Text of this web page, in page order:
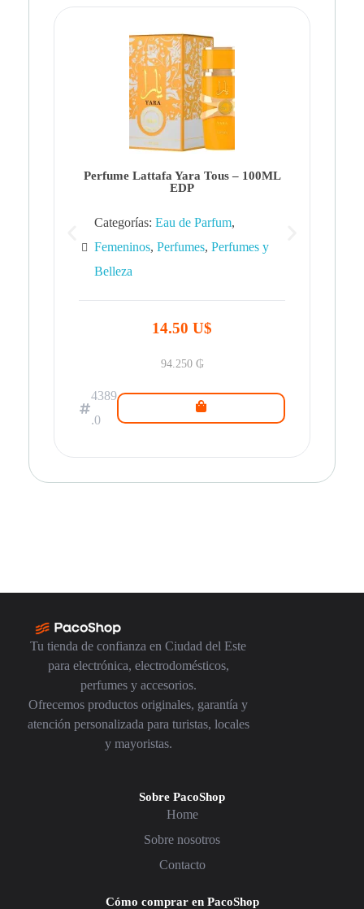
Perfume Lattafa Yara Tous – 100ML
EDP
Categorías: Eau de Parfum,
Femeninos, Perfumes, Perfumes y
Belleza
14.50 U$
94.250 ₲
4389
.0
Tu tienda de confianza en Ciudad del Este
para electrónica, electrodomésticos,
perfumes y accesorios.
Ofrecemos productos originales, garantía y
atención personalizada para turistas, locales
y mayoristas.
Sobre PacoShop
Home
Sobre nosotros
Contacto
Cómo comprar en PacoShop